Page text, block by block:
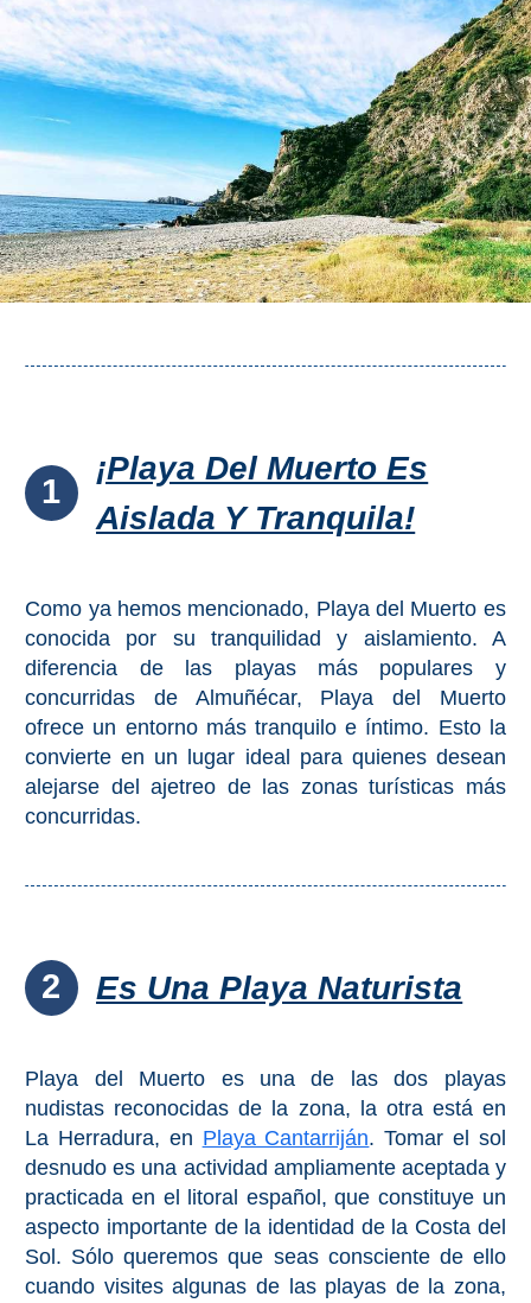
➜
Reserva de
Maro
Álora
Destinos
➜
Monumentos
Playas de Granada
Playas de Maro
Excursiones Desde Málaga
Buceo
Kayak
Barranquismo
Lanchas
Bicicletas
1
¡Playa Del Muerto Es
Aislada Y Tranquila!
Como ya hemos mencionado, Playa del Muerto es
conocida por su tranquilidad y aislamiento. A
diferencia de las playas más populares y
concurridas de Almuñécar, Playa del Muerto
ofrece un entorno más tranquilo e íntimo. Esto la
convierte en un lugar ideal para quienes desean
alejarse del ajetreo de las zonas turísticas más
concurridas.
2 Es Una Playa Naturista
Playa del Muerto es una de las dos playas
nudistas reconocidas de la zona, la otra está en
La Herradura, en Playa Cantarriján. Tomar el sol
desnudo es una actividad ampliamente aceptada y
practicada en el litoral español, que constituye un
aspecto importante de la identidad de la Costa del
Sol. Sólo queremos que seas consciente de ello
cuando visites algunas de las playas de la zona,